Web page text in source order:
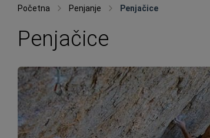
Početna Penjanje Penjačice
Penjačice